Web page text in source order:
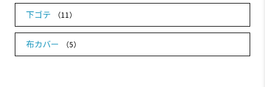
下ゴテ （11）
布カバー （5）